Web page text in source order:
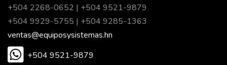
+504 2268-0652 | +504 9521-9879
+504 9929-5755 | +504 9285-1363
ventas@equiposysistemas.hn
+504 9521-9879